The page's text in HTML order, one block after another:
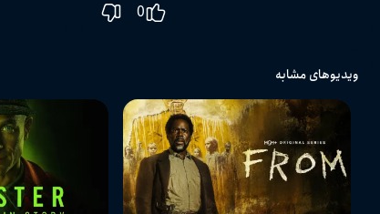
0
ویدیوهای مشابه